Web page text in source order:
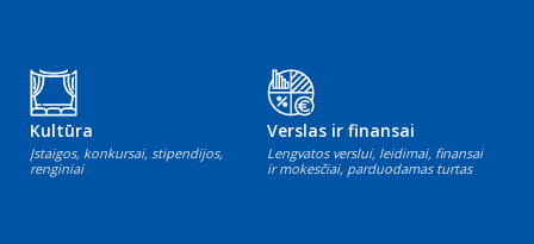
Kultūra
Įstaigos, konkursai, stipendijos,
renginiai
Verslas ir finansai
Lengvatos verslui, leidimai, finansai
ir mokesčiai, parduodamas turtas